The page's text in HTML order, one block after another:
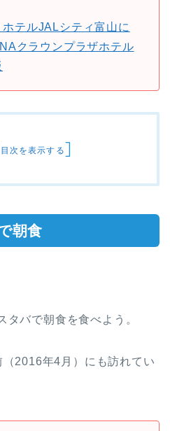
テルJALシティ富山に
クラウンプラザホテル
目次を表示する]
朝食
タバで朝食を食べよう。
2016年4月）にも訪れてい